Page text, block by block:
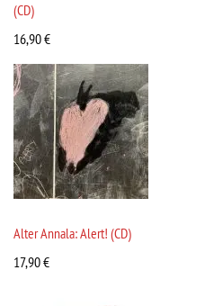
(CD)
16,90€
Alter Annala: Alert! (CD)
17,90€